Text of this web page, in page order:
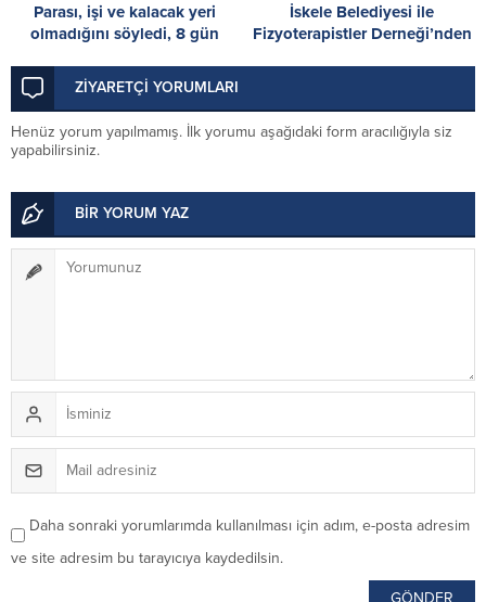
Parası, işi ve kalacak yeri
olmadığını söyledi, 8 gün
İskele Belediyesi ile
Fizyoterapistler Derneği’nden
ZİYARETÇİ YORUMLARI
Henüz yorum yapılmamış. İlk yorumu aşağıdaki form aracılığıyla siz
yapabilirsiniz.
BİR YORUM YAZ
Daha sonraki yorumlarımda kullanılması için adım, e-posta adresim
ve site adresim bu tarayıcıya kaydedilsin.